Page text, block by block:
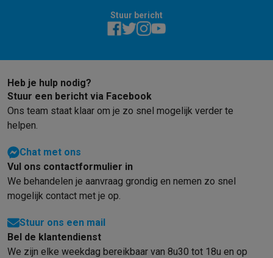
Stuur bericht
Heb je hulp nodig?
Stuur een bericht via Facebook
Ons team staat klaar om je zo snel mogelijk verder te
helpen.
Chat met ons
Vul ons contactformulier in
We behandelen je aanvraag grondig en nemen zo snel
mogelijk contact met je op.
Stuur ons een mail
Bel de klantendienst
We zijn elke weekdag bereikbaar van 8u30 tot 18u en op